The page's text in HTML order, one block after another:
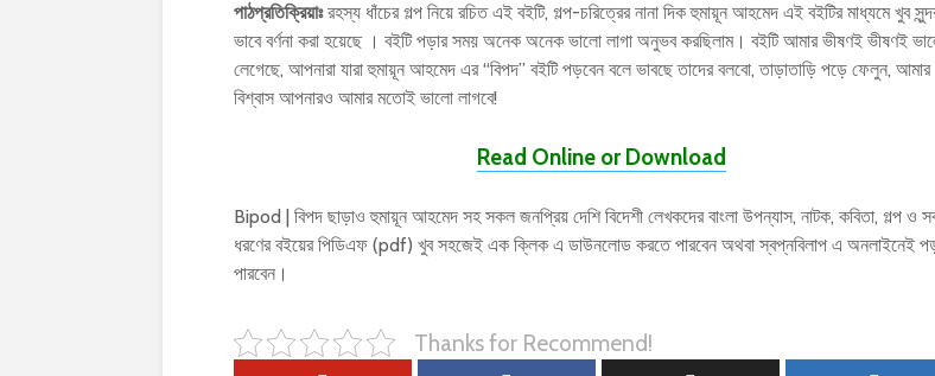
পাঠপ্রতিক্রিয়াঃরহস্য ধাঁচের গল্প নিয়ে রচিত এই বইটি, গল্প-চরিত্রের নানা দিক হুমায়ূন আহমেদ এই বইটির মাধ্যমে খুব
ভাবে বর্ণনা করা হয়েছে । বইটি পড়ার সময় অনেক অনেক ভালো লাগা অনুভব করছিলাম। বইটি আমার ভীষণই ভীষণই
লেগেছে, আপনারা যারা হুমায়ূন আহমেদ এর “বিপদ” বইটি পড়বেন বলে ভাবছে তাদের বলবো, তাড়াতাড়ি পড়ে ফেলুন, আমার
বিশ্বাস আপনারও আমার মতোই ভালো লাগবে!
Read Online or Download
Bipod | বিপদ ছাড়াও হুমায়ূন আহমেদ সহ সকল জনপ্রিয় দেশি বিদেশী লেখকদের বাংলা উপন্যাস, নাটক, কবিতা, গল্প ও
ধরণের বইয়ের পিডিএফ (pdf) খুব সহজেই এক ক্লিক এ ডাউনলোড করতে পারবেন অথবা স্বপ্নবিলাপ এ অনলাইনেই
পারবেন।
Thanks for Recommend!